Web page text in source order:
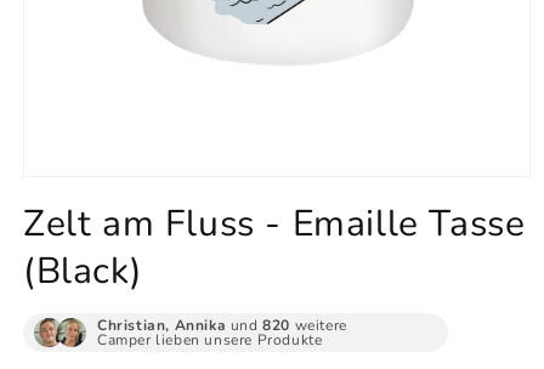
in
Modal
öffnen
Zelt am Fluss - Emaille Tasse
(Black)
Christian, Annika und820 weitere
Camper lieben unsere Produkte